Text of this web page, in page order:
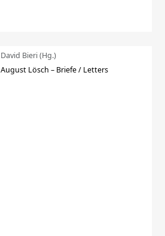
David Bieri (Hg.)
August Lösch – Briefe / Letters